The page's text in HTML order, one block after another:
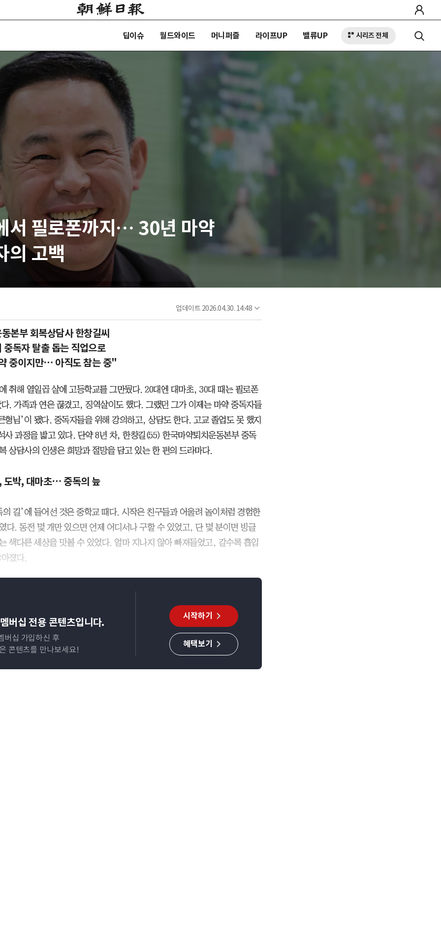
딥이슈 월드와이드 머니퍼즐 라이프UP 밸류UP 시리즈 전체
서 필로폰까지… 30년 마약
의 고백
업데이트 2026.04.30. 14:48
본부 회복상담사 한창길씨
중독자 탈출 돕는 직업으로
중이지만⋯ 아직도 참는 중"
취해 열일곱 살에 고등학교를 그만뒀다. 20대엔 대마초, 30대 때는 필로폰
. 가족과 연은 끊겼고, 징역살이도 했다. 그랬던 그가 이제는 마약 중독자들
형님’이 됐다. 중독자들을 위해 강의하고, 상담도 한다. 고교 졸업도 못 했지
사 과정을 밟고 있다. 단약 8년 차, 한창길(55) 한국마약퇴치운동본부 중독
상담사의 인생은 희망과 절망을 담고 있는 한 편의 드라마다.
도박, 대마초⋯ 중독의 늪
의 길’에 들어선 것은 중학교 때다. 시작은 친구들과 어울려 놀이처럼 경험한
다. 동전 몇 개만 있으면 언제 어디서나 구할 수 있었고, 단 몇 분이면 빙글
색다른 세상을 맛볼 수 있었다. 얼마 지나지 않아 빠져들었고, 갈수록 흡입
졌다.
버십 전용 콘텐츠입니다.
버십 가입하신 후
콘텐츠를 만나보세요!
시작하기
혜택보기